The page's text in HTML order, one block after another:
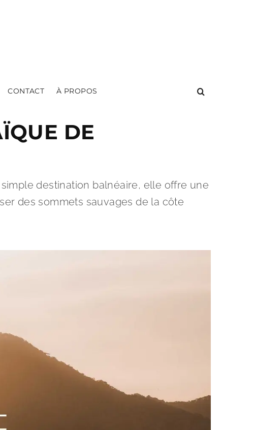
CONTACT À PROPOS
DE
destination balnéaire, elle offre une
des sommets sauvages de la côte